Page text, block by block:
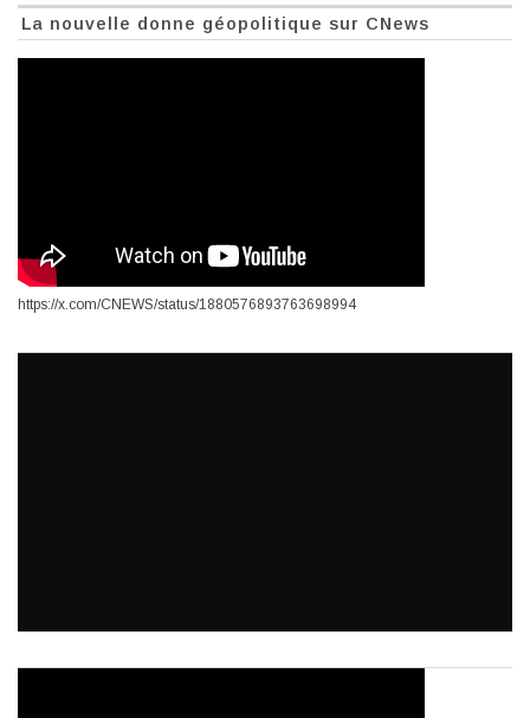
La nouvelle donne géopolitique sur CNews
https://x.com/CNEWS/status/1880576893763698994